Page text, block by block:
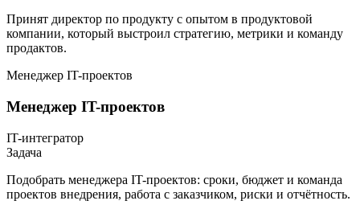
Принят директор по продукту с опытом в продуктовой
компании, который выстроил стратегию, метрики и команду
продактов.
Менеджер IT-проектов
Менеджер IT-проектов
IT-интегратор
Задача
Подобрать менеджера IT-проектов: сроки, бюджет и команда
проектов внедрения, работа с заказчиком, риски и отчётность.